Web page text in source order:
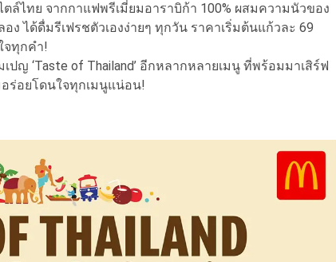
ล์ไทย จากกาแฟพรีเมี่ยมอาราบิก้า 100% ผสมความนัวของ
ได้ดื่มรีเฟรชตัวเองง่ายๆ ทุกวัน ราคาเริ่มต้นแก้วละ 69
จทุกคำ!
ญ ‘Taste of Thailand’ อีกหลากหลายเมนู ที่พร้อมมาเสิร์ฟ
ร่อยโดนใจทุกเมนูแน่อน!